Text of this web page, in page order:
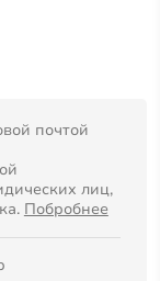
почтой
лиц,
Побробнее